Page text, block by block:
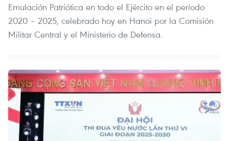
Emulación Patriótica en todo el Ejército en el período
2020 – 2025, celebrado hoy en Hanoi por la Comisión
Militar Central y el Ministerio de Defensa.